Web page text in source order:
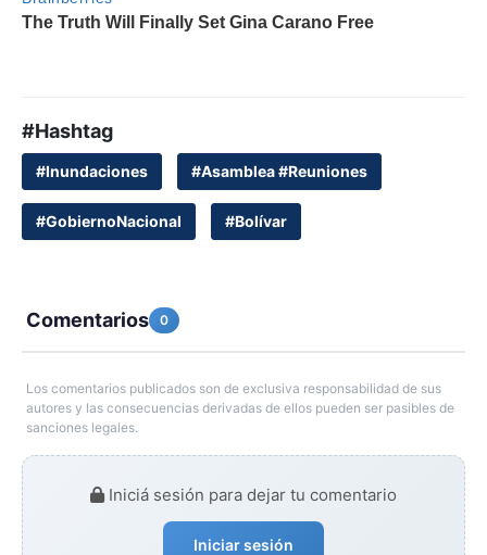
#Hashtag
#Inundaciones #Asamblea #Reuniones
#GobiernoNacional #Bolívar
Comentarios 0
Los comentarios publicados son de exclusiva responsabilidad de sus
autores y las consecuencias derivadas de ellos pueden ser pasibles de
sanciones legales.
Iniciá sesión para dejar tu comentario
Iniciar sesión